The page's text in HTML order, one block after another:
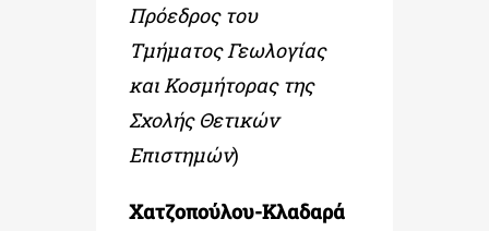
Πρόεδρος του
Τμήματος Γεωλογίας
και Κοσμήτορας της
Σχολής Θετικών
Επιστημών)
Χατζοπούλου-Κλαδαρά